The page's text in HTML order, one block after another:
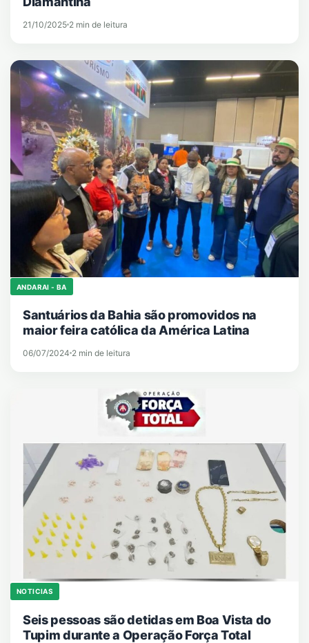
21/10/2025 2 min de leitura
ANDARAI - BA
Santuários da Bahia são promovidos na
maior feira católica da América Latina
06/07/2024 2 min de leitura
NOTICIAS
Seis pessoas são detidas em Boa Vista do
Tupim durante a Operação Força Total